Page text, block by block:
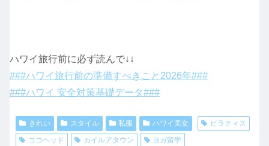
ハワイ旅行前に必ず読んで↓↓
###ハワイ旅行前の準備すべきこと2026年###
###ハワイ 安全対策基礎データ###
きれい スタイル 私服 ハワイ美女
ピラティス
ココヘッド
カイルアタウン ヨガ留学